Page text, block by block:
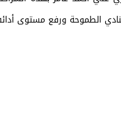
الطموحة ورفع مستوى